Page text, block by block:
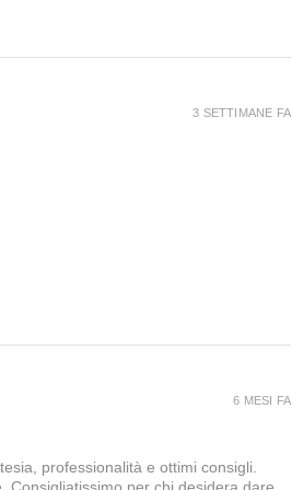
3 SETTIMANE FA
professionalità e ottimi consigli.
Consigliatissimo per chi desidera dare
6 MESI FA